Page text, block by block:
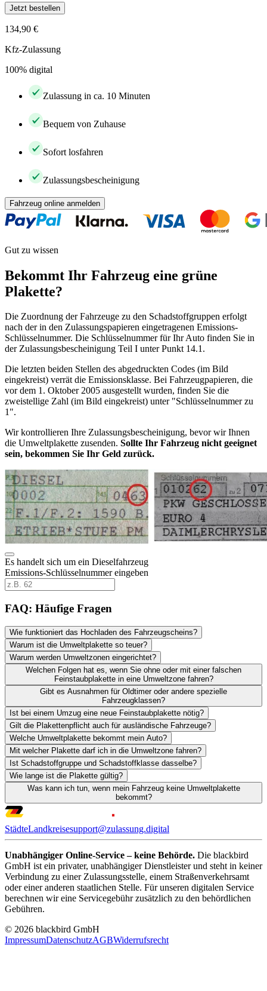
Jetzt bestellen
134,90 €
Kfz-Zulassung
100% digital
Zulassung in ca. 10 Minuten
Bequem von Zuhause
Sofort losfahren
Zulassungsbescheinigung
Fahrzeug online anmelden
Gut zu wissen
Bekommt Ihr Fahrzeug eine grüne
Plakette?
Die Zuordnung der Fahrzeuge zu den Schadstoffgruppen erfolgt
nach der in den Zulassungspapieren eingetragenen Emissions-
Schlüsselnummer. Die Schlüsselnummer für Ihr Auto finden Sie in
der Zulassungsbescheinigung Teil I unter Punkt 14.1.
Die letzten beiden Stellen des abgedruckten Codes (im Bild
eingekreist) verrät die Emissionsklasse. Bei Fahrzeugpapieren, die
vor dem 1. Oktober 2005 ausgestellt wurden, finden Sie die
zweistellige Zahl (im Bild eingekreist) unter "Schlüsselnummer zu
1".
Wir kontrollieren Ihre Zulassungsbescheinigung, bevor wir Ihnen
die Umweltplakette zusenden. Sollte Ihr Fahrzeug nicht geeignet
sein, bekommen Sie Ihr Geld zurück.
Es handelt sich um ein Dieselfahrzeug
Emissions-Schlüsselnummer eingeben
FAQ: Häufige Fragen
Wie funktioniert das Hochladen des Fahrzeugscheins?
Warum ist die Umweltplakette so teuer?
Warum werden Umweltzonen eingerichtet?
Welchen Folgen hat es, wenn Sie ohne oder mit einer falschen
Feinstaubplakette in eine Umweltzone fahren?
Gibt es Ausnahmen für Oldtimer oder andere spezielle
Fahrzeugklassen?
Ist bei einem Umzug eine neue Feinstaubplakette nötig?
Gilt die Plakettenpflicht auch für ausländische Fahrzeuge?
Welche Umweltplakette bekommt mein Auto?
Mit welcher Plakette darf ich in die Umweltzone fahren?
Ist Schadstoffgruppe und Schadstoffklasse dasselbe?
Wie lange ist die Plakette gültig?
Was kann ich tun, wenn mein Fahrzeug keine Umweltplakette
bekommt?
StädteLandkreisesupport@zulassung.digital
Unabhängiger Online-Service – keine Behörde. Die blackbird
GmbH ist ein privater, unabhängiger Dienstleister und steht in keiner
Verbindung zu einer Zulassungsstelle, einem Straßenverkehrsamt
oder einer anderen staatlichen Stelle. Für unseren digitalen Service
berechnen wir eine Servicegebühr zusätzlich zu den behördlichen
Gebühren.
© 2026 blackbird GmbH
ImpressumDatenschutzAGBWiderrufsrecht